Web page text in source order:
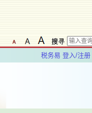
税务易 登入/注册